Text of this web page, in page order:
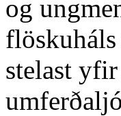
og
stelast